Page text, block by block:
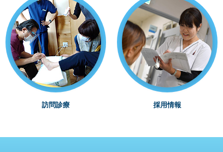
訪問診療 採用情報